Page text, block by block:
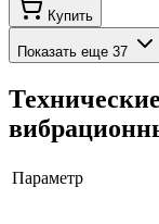
Купить
Показать еще 37
Параметр